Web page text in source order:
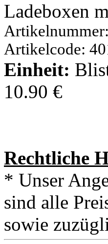
Ladeboxen
Artikelcode:
Einheit:
10.90 €
Rechtliche
* Unser
sind alle
sowie